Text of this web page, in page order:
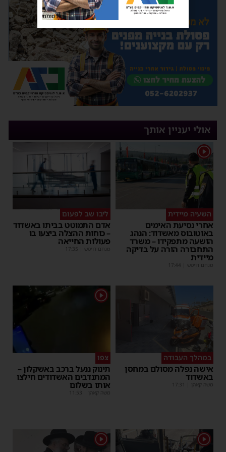
אולי יעניין אותך
1
השעיה מיידית
אחרי נסיעת האימים
באוטובוס מאשדוד: הנהג
הושעה מתפקידו – משרד
התחבורה הורה על בדיקה
מיידית
מנחם דויטש 17:44
ליבו שב לפעום
אדם התמוטט בביתו באשדוד
– כוחות ההצלה ביצעו בו
פעולות החייאה
מנחם דויטש 17:35
במהלך העבודה
אישה נפלה מסולם במחסן
באשדוד
משה קאהן 17:31
1
צפו
תינוק ננעל ברכב באשקלון –
המתנדבים האשדודים חילצו
אותו בשלום
משה קאהן 11:53
1
1
פרסומת